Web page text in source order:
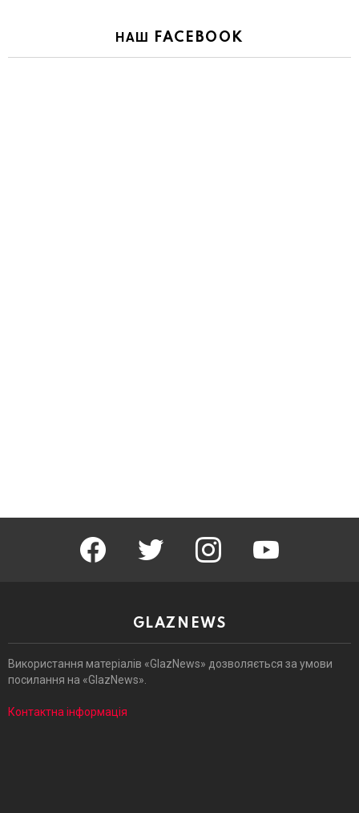
НАШ FACEBOOK
facebook twitter instagram
GLAZNEWS
Використання матеріалів «GlazNews» дозволяється за умови
посилання на «GlazNews».
Контактна інформація